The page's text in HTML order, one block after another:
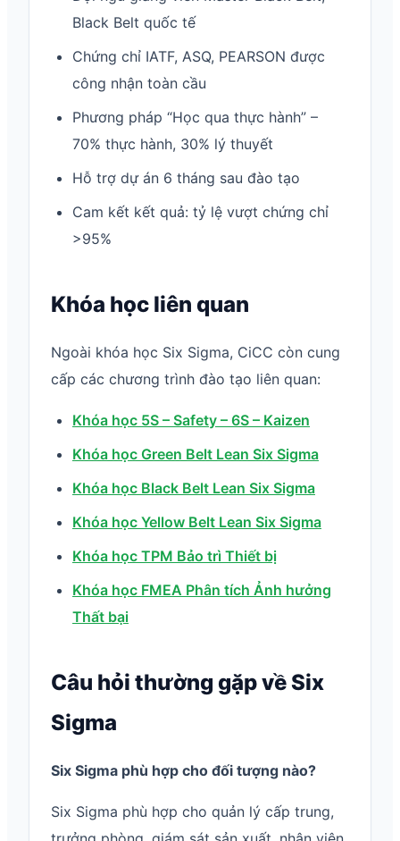
Black Belt quốc tế
Chứng chỉ IATF, ASQ, PEARSON được
công nhận toàn cầu
Phương pháp “Học qua thực hành” –
70% thực hành, 30% lý thuyết
Hỗ trợ dự án 6 tháng sau đào tạo
Cam kết kết quả: tỷ lệ vượt chứng chỉ
>95%
Khóa học liên quan
Ngoài khóa học Six Sigma, CiCC còn cung
cấp các chương trình đào tạo liên quan:
Khóa học 5S – Safety – 6S – Kaizen
Khóa học Green Belt Lean Six Sigma
Khóa học Black Belt Lean Six Sigma
Khóa học Yellow Belt Lean Six Sigma
Khóa học TPM Bảo trì Thiết bị
Khóa học FMEA Phân tích Ảnh hưởng
Thất bại
Câu hỏi thường gặp về Six
Sigma
Six Sigma phù hợp cho đối tượng nào?
Six Sigma phù hợp cho quản lý cấp trung,